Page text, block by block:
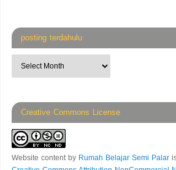
posting terdahulu
Creative Commons License
Website contentby Rumah Belajar Semi Palar